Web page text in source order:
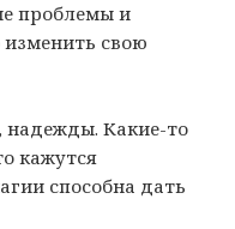
проблемы и
свою
надежды. Какие-то
кажутся
способна дать